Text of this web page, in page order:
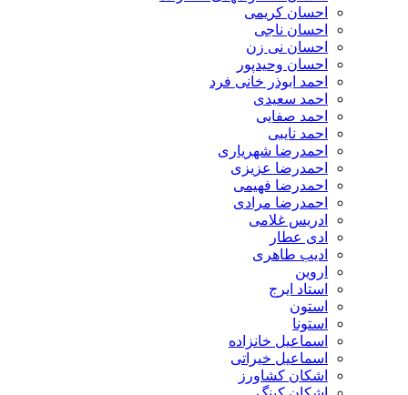
احسان کریمی
احسان ناجی
احسان نی زن
احسان وحیدپور
احمد ابوذر خانی فرد
احمد سعیدی
احمد صفایی
احمد نایبی
احمدرضا شهریاری
احمدرضا عزیزی
احمدرضا فهیمی
احمدرضا مرادی
ادریس غلامی
ادی عطار
ادیب طاهری
اروین
استاد ایرج
استون
استونا
اسماعیل خانزاده
اسماعیل خیراتی
اشکان کشاورز